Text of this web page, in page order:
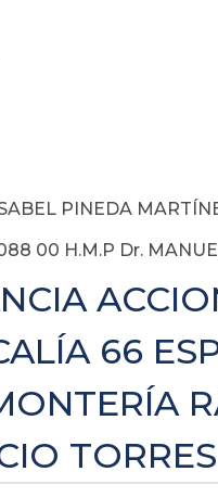
PINEDA
00 H.M.P Dr.
66